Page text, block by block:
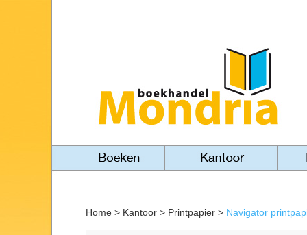
Home > Kantoor > Printpapier > Navigator